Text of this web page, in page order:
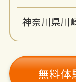
神奈川県川
無料体